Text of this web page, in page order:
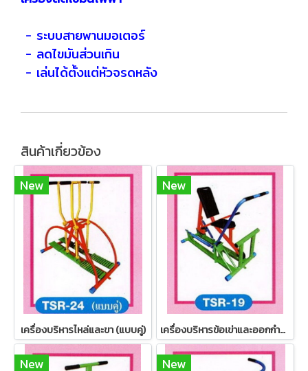
- ระบบสายพานมอเตอร์
- ลดไขมันส่วนเกิน
- เล่นได้ตั้งแต่หัวจรดหลัง
สินค้าเกี่ยวข้อง
New
เครื่องบริหารไหล่และขา (แบบคู่)
New
เครื่องบริหารข้อเข่าและออกกำลังแขน
New New